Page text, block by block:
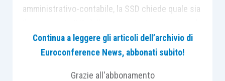
amministrativo-contabile, la SSD chiede quale sia
centro dai richiamati professionisti che operano
in ambito sanitario e/o parasanitario.
Continua a leggere gli articoli dell’archivio di
Euroconference News, abbonati subito!
Grazie all'abbonamento